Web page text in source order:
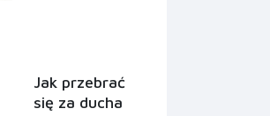
Jak przebrać
się za ducha